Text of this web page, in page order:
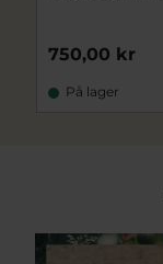
750,00 kr
På lager